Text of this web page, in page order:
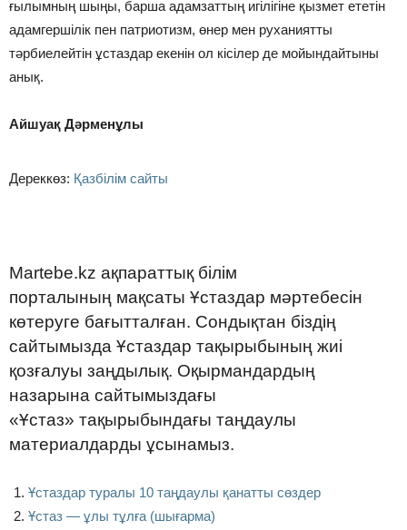
ғылымның шыңы, барша адамзаттың игілігіне қызмет ететін
адамгершілік пен патриотизм, өнер мен руханиятты
тәрбиелейтін ұстаздар екенін ол кісілер де мойындайтыны
анық.
Айшуақ Дәрменұлы
Дереккөз: Қазбілім сайты
Martebe.kz ақпараттық білім
порталының мақсаты Ұстаздар мәртебесін
көтеруге бағытталған. Сондықтан біздің
сайтымызда Ұстаздар тақырыбының жиі
қозғалуы заңдылық. Оқырмандардың
назарына сайтымыздағы
«Ұстаз» тақырыбындағы таңдаулы
материалдарды ұсынамыз.
Ұстаздар туралы 10 таңдаулы қанатты сөздер
Ұстаз — ұлы тұлға (шығарма)